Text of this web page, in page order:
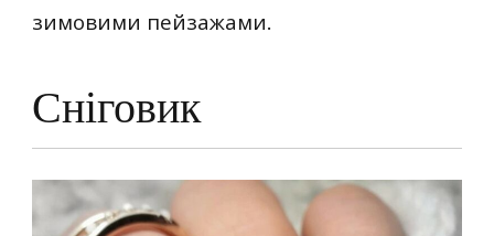
зимовими пейзажами.
Сніговик